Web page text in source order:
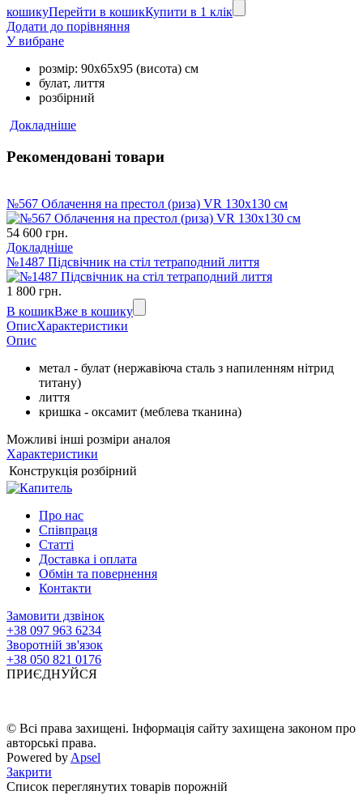
кошикуПерейти в кошикКупити в 1 клік
Додати до порівняння
У вибране
розмір: 90х65х95 (висота) см
булат, лиття
розбірний
Докладніше
Рекомендовані товари
№567 Облачення на престол (риза) VR 130х130 см
54 600 грн.
Докладніше
№1487 Підсвічник на стіл тетраподний лиття
1 800 грн.
В кошикВже в кошику
ОписХарактеристики
Опис
метал - булат (нержавіюча сталь з напиленням нітрид
титану)
лиття
кришка - оксамит (меблева тканина)
Можливі інші розміри аналоя
Характеристики
Конструкція розбірний
Про нас
Співпраця
Статті
Доставка і оплата
Обмін та повернення
Контакти
Замовити дзвінок
+38 097 963 6234
Зворотній зв'язок
+38 050 821 0176
ПРИЄДНУЙСЯ
© Всі права захищені. Інформація сайту захищена законом про
авторські права.
Powered by Apsel
Закрити
Список переглянутих товарів порожній